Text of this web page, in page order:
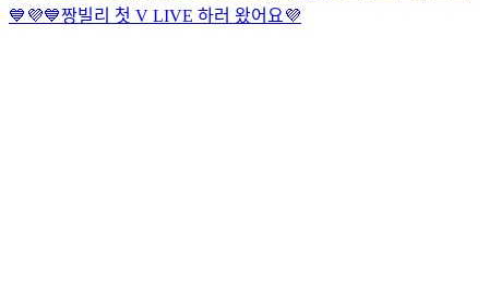
💙💜💙짱빌리 첫 V LIVE 하러 왔어요💜